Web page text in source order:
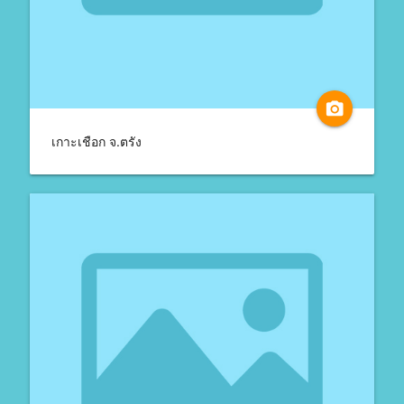
camera_alt
เกาะเชือก จ.ตรัง